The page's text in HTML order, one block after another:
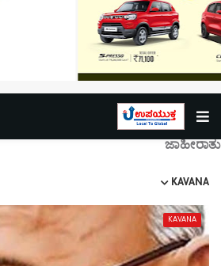
ಜಾಹೀರಾತು
KAVANA
KAVANA